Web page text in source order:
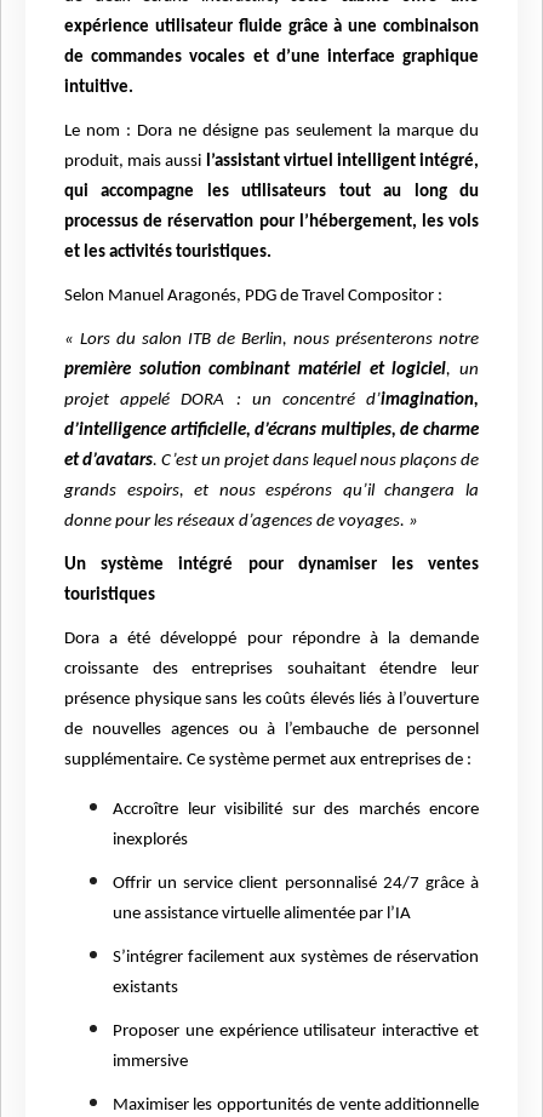
expérience utilisateur fluide grâce à une combinaison
de commandes vocales et d’une interface graphique
intuitive.
Le nom : Dora ne désigne pas seulement la marque du
produit, mais aussi l’assistant virtuel intelligent intégré,
qui accompagne les utilisateurs tout au long du
processus de réservation pour l’hébergement, les vols
et les activités touristiques.
Selon Manuel Aragonés, PDG de Travel Compositor :
« Lors du salon ITB de Berlin, nous présenterons notre
première solution combinant matériel et logiciel, un
projet appelé DORA : un concentré d’imagination,
d’intelligence artificielle, d’écrans multiples, de charme
et d’avatars. C’est un projet dans lequel nous plaçons de
grands espoirs, et nous espérons qu’il changera la
donne pour les réseaux d’agences de voyages. »
Un système intégré pour dynamiser les ventes
touristiques
Dora a été développé pour répondre à la demande
croissante des entreprises souhaitant étendre leur
présence physique sans les coûts élevés liés à l’ouverture
de nouvelles agences ou à l’embauche de personnel
supplémentaire. Ce système permet aux entreprises de :
Accroître leur visibilité sur des marchés encore
inexplorés
Offrir un service client personnalisé 24/7 grâce à
une assistance virtuelle alimentée par l’IA
S’intégrer facilement aux systèmes de réservation
existants
Proposer une expérience utilisateur interactive et
immersive
Maximiser les opportunités de vente additionnelle